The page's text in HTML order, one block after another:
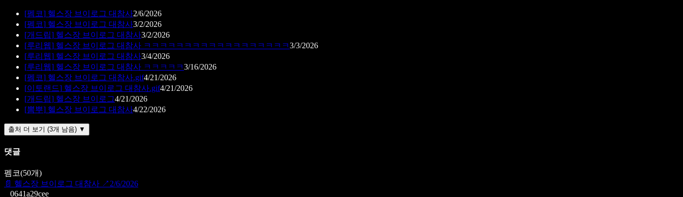
[펨코] 헬스장 브이로그 대참사2/6/2026
[펨코] 헬스장 브이로그 대참사3/2/2026
[개드립] 헬스장 브이로그 대참사3/2/2026
[루리웹] 헬스장 브이로그 대참사 ㅋㅋㅋㅋㅋㅋㅋㅋㅋㅋㅋㅋㅋㅋㅋㅋㅋㅋ3/3/2026
[루리웹] 헬스장 브이로그 대참사3/4/2026
[루리웹] 헬스장 브이로그 대참사 ㅋㅋㅋㅋㅋ3/16/2026
[펨코] 헬스장 브이로그 대참사.gif4/21/2026
[이토랜드] 헬스장 브이로그 대참사.gif4/21/2026
[개드립] 헬스장 브이로그4/21/2026
[뽐뿌] 헬스장 브이로그 대참사4/22/2026
출처 더 보기 (3개 남음) ▼
댓글
펨코(50개)
📄 헬스장 브이로그 대참사 ↗ 2/6/2026
0641a29cee